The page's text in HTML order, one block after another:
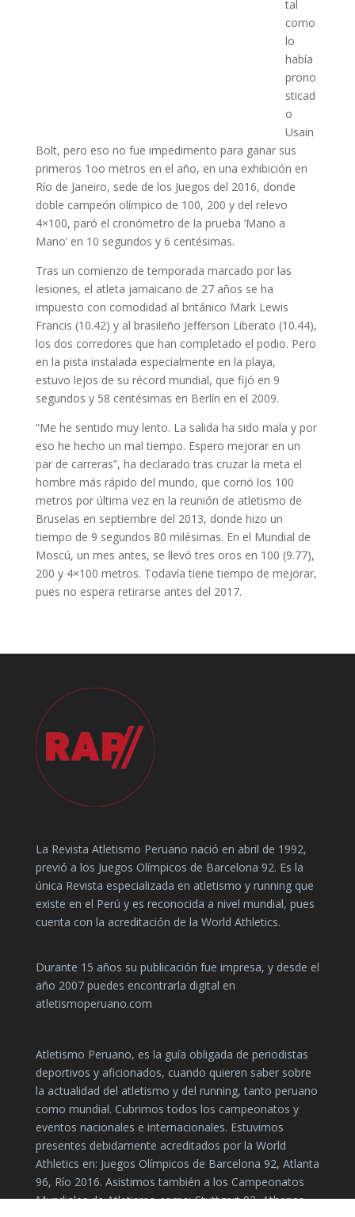
tal
como
lo
había
prono
sticad
o
Usain
Bolt, pero eso no fue impedimento para ganar sus
primeros 1oo metros en el año, en una exhibición en
Río de Janeiro, sede de los Juegos del 2016, donde
doble campeón olímpico de 100, 200 y del relevo
4×100, paró el cronómetro de la prueba ‘Mano a
Mano’ en 10 segundos y 6 centésimas.
Tras un comienzo de temporada marcado por las
lesiones, el atleta jamaicano de 27 años se ha
impuesto con comodidad al británico Mark Lewis
Francis (10.42) y al brasileño Jefferson Liberato (10.44),
los dos corredores que han completado el podio. Pero
en la pista instalada especialmente en la playa,
estuvo lejos de su récord mundial, que fijó en 9
segundos y 58 centésimas en Berlín en el 2009.
“Me he sentido muy lento. La salida ha sido mala y por
eso he hecho un mal tiempo. Espero mejorar en un
par de carreras”, ha declarado tras cruzar la meta el
hombre más rápido del mundo, que corrió los 100
metros por última vez en la reunión de atletismo de
Bruselas en septiembre del 2013, donde hizo un
tiempo de 9 segundos 80 milésimas. En el Mundial de
Moscú, un mes antes, se llevó tres oros en 100 (9.77),
200 y 4×100 metros. Todavía tiene tiempo de mejorar,
pues no espera retirarse antes del 2017.
La Revista Atletismo Peruano nació en abril de 1992,
previó a los Juegos Olímpicos de Barcelona 92. Es la
única Revista especializada en atletismo y running que
existe en el Perú y es reconocida a nivel mundial, pues
cuenta con la acreditación de la World Athletics.
Durante 15 años su publicación fue impresa, y desde el
año 2007 puedes encontrarla digital en
atletismoperuano.com
Atletismo Peruano, es la guía obligada de periodistas
deportivos y aficionados, cuando quieren saber sobre
la actualidad del atletismo y del running, tanto peruano
como mundial. Cubrimos todos los campeonatos y
eventos nacionales e internacionales. Estuvimos
presentes debidamente acreditados por la World
Athletics en: Juegos Olímpicos de Barcelona 92, Atlanta
96, Río 2016. Asistimos también a los Campeonatos
Mundiales de Atletismo como: Stuttgart 93, Athenas